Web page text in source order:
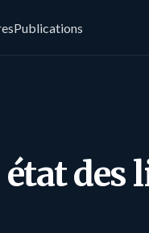
Publications
des